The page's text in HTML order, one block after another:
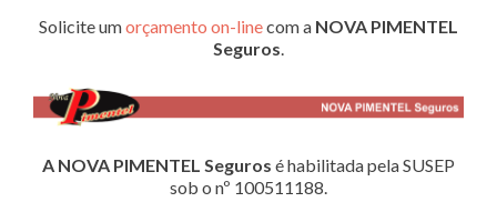
Solicite umorçamento on-linecom a NOVA PIMENTEL
Seguros.
A NOVA PIMENTEL Seguros é habilitada pela SUSEP
sob o nº 100511188.